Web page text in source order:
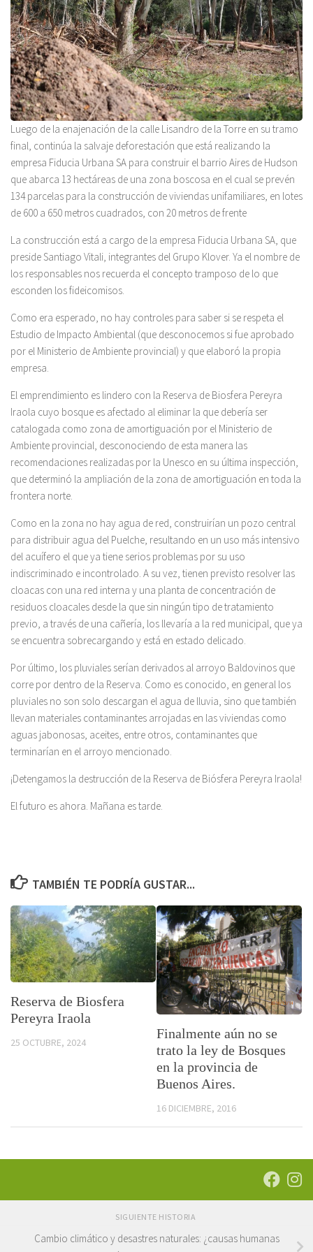
Luego de la enajenación de la calle Lisandro de la Torre en su tramo
final, continúa la salvaje deforestación que está realizando la
empresa Fiducia Urbana SA para construir el barrio Aires de Hudson
que abarca 13 hectáreas de una zona boscosa en el cual se prevén
134 parcelas para la construcción de viviendas unifamiliares, en lotes
de 600 a 650 metros cuadrados, con 20 metros de frente
La construcción está a cargo de la empresa Fiducia Urbana SA, que
preside Santiago Vitali, integrantes del Grupo Klover. Ya el nombre de
los responsables nos recuerda el concepto tramposo de lo que
esconden los fideicomisos.
Como era esperado, no hay controles para saber si se respeta el
Estudio de Impacto Ambiental (que desconocemos si fue aprobado
por el Ministerio de Ambiente provincial) y que elaboró la propia
empresa.
El emprendimiento es lindero con la Reserva de Biosfera Pereyra
Iraola cuyo bosque es afectado al eliminar la que debería ser
catalogada como zona de amortiguación por el Ministerio de
Ambiente provincial, desconociendo de esta manera las
recomendaciones realizadas por la Unesco en su última inspección,
que determinó la ampliación de la zona de amortiguación en toda la
frontera norte.
Como en la zona no hay agua de red, construirían un pozo central
para distribuir agua del Puelche, resultando en un uso más intensivo
del acuífero el que ya tiene serios problemas por su uso
indiscriminado e incontrolado. A su vez, tienen previsto resolver las
cloacas con una red interna y una planta de concentración de
residuos cloacales desde la que sin ningún tipo de tratamiento
previo, a través de una cañería, los llevaría a la red municipal, que ya
se encuentra sobrecargando y está en estado delicado.
Por último, los pluviales serían derivados al arroyo Baldovinos que
corre por dentro de la Reserva. Como es conocido, en general los
pluviales no son solo descargan el agua de lluvia, sino que también
llevan materiales contaminantes arrojadas en las viviendas como
aguas jabonosas, aceites, entre otros, contaminantes que
terminarían en el arroyo mencionado.
¡Detengamos la destrucción de la Reserva de Biósfera Pereyra Iraola!
El futuro es ahora. Mañana es tarde.
TAMBIÉN TE PODRÍA GUSTAR...
Reserva de Biosfera
Pereyra Iraola
25 OCTUBRE, 2024
Finalmente aún no se
trato la ley de Bosques
en la provincia de
Buenos Aires.
16 DICIEMBRE, 2016
SIGUIENTE HISTORIA
Cambio climático y desastres naturales: ¿causas humanas